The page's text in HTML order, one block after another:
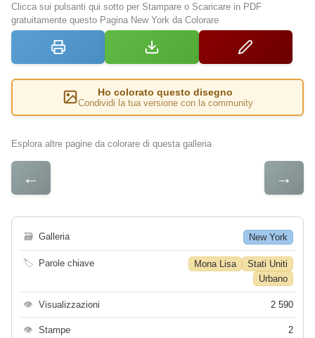
Clicca sui pulsanti qui sotto per Stampare o Scaricare in PDF
gratuitamente questo Pagina New York da Colorare
Ho colorato questo disegno
Condividi la tua versione con la community
Esplora altre pagine da colorare di questa galleria
← →
🗃 Galleria New York
🏷 Parole chiave Mona Lisa
Stati Uniti
Urbano
👁 Visualizzazioni 2 590
👁 Stampe 2